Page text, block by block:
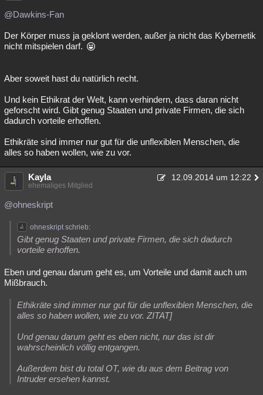
@Dawkins-Fan
Der Körper muss ja geklont werden, außer ja nicht das Kybernetik
nicht mitspielen darf.
Aber soweit hast du natürlich recht.
Und kein Ethikrat der Welt, kann verhindern, dass daran nicht
geforscht wird. Gibt genug Staaten und private Firmen, die sich
dadurch vorteile erhoffen.
Ethikräte sind immer nur gut für die unflexiblen Menschen, die
alles so haben wollen, wie zu vor.
Kayla 12.09.2014 um 12:22
ehemaliges Mitglied
@ohneskript
ohneskript schrieb:
Gibt genug Staaten und private Firmen, die sich dadurch
vorteile erhoffen.
Eben und genau darum geht es, um Vorteile und damit auch um
Mißbrauch.
Ethikräte sind immer nur gut für die unflexiblen Menschen, die
alles so haben wollen, wie zu vor. ZITAT]
Und genau darum geht es eben nicht, nur das ist dir
wahrscheinlich völlig entgangen.
Außerdem bist du total OT, wie du aus dem Beitrag von
Intruder ersehen kannst.